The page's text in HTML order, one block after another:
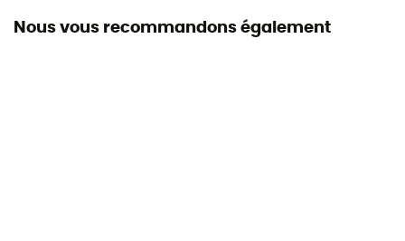
Nous vous recommandons également